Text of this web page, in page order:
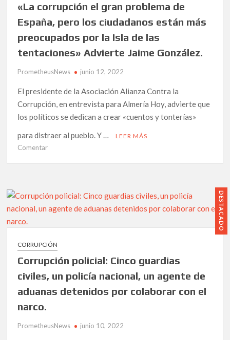
diabetes
por
obtener
su
de
por
razones
humanitarias.
«La corrupción el gran problema de
España, pero los ciudadanos están más
preocupados por la Isla de las
tentaciones» Advierte Jaime González.
PrometheusNews junio 12, 2022
El presidente de la Asociación Alianza Contra la
Corrupción, en entrevista para Almería Hoy, advierte que
los políticos se dedican a crear «cuentos y tonterías»
para distraer al pueblo. Y …
LEER MÁS
Comentaren
gran
de
España,
los
ciudadanos
más
preocupados
Isla
DESTACADO
CORRUPCIÓN
Corrupción policial: Cinco guardias
civiles, un policía nacional, un agente de
aduanas detenidos por colaborar con el
narco.
PrometheusNews junio 10, 2022